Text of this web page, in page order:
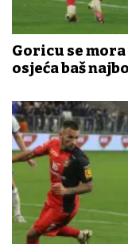
Goricu se
osjeća baš